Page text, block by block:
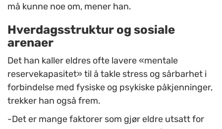
må kunne noe om, mener han.
Hverdagsstruktur og sosiale
arenaer
Det han kaller eldres ofte lavere «mentale
reservekapasitet» til å takle stress og sårbarhet i
forbindelse med fysiske og psykiske påkjenninger,
trekker han også frem.
-Det er mange faktorer som gjør eldre utsatt for